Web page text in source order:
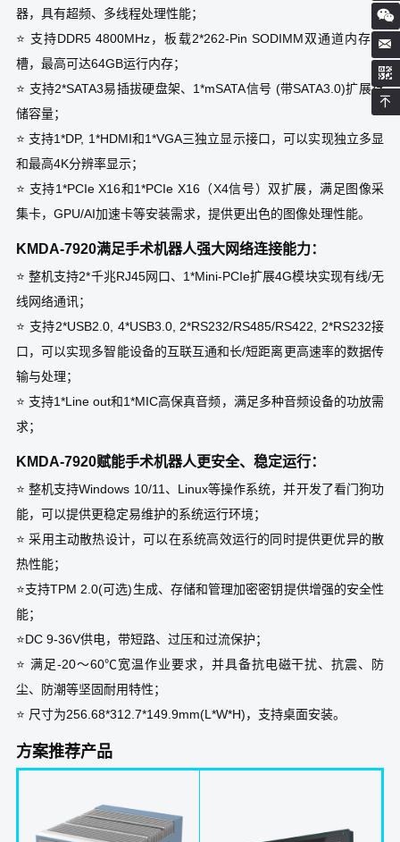
器，具有超频、多线程处理性能；
⭐ 支持DDR5 4800MHz，板载2*262-Pin SODIMM双通道内存插
槽，最高可达64GB运行内存；
⭐ 支持2*SATA3易插拔硬盘架、1*mSATA信号 (带SATA3.0)扩展存
储容量；
⭐ 支持1*DP, 1*HDMI和1*VGA三独立显示接口，可以实现独立多显
和最高4K分辨率显示；
⭐ 支持1*PCIe X16和1*PCIe X16（X4信号）双扩展，满足图像采
集卡，GPU/AI加速卡等安装需求，提供更出色的图像处理性能。
KMDA-7920满足手术机器人强大网络连接能力：
⭐ 整机支持2*千兆RJ45网口、1*Mini-PCIe扩展4G模块实现有线/无
线网络通讯；
⭐ 支持2*USB2.0, 4*USB3.0, 2*RS232/RS485/RS422, 2*RS232接
口，可以实现多智能设备的互联互通和长/短距离更高速率的数据传
输与处理；
⭐ 支持1*Line out和1*MIC高保真音频，满足多种音频设备的功放需
求；
KMDA-7920赋能手术机器人更安全、稳定运行：
⭐ 整机支持Windows 10/11、Linux等操作系统，并开发了看门狗功
能，可以提供更稳定易维护的系统运行环境；
⭐ 采用主动散热设计，可以在系统高效运行的同时提供更优异的散
热性能；
⭐支持TPM 2.0(可选)生成、存储和管理加密密钥提供增强的安全性
能；
⭐DC 9-36V供电，带短路、过压和过流保护；
⭐ 满足-20～60℃宽温作业要求，并具备抗电磁干扰、抗震、防
尘、防潮等坚固耐用特性；
⭐ 尺寸为256.68*312.7*149.9mm(L*W*H)，支持桌面安装。
方案推荐产品